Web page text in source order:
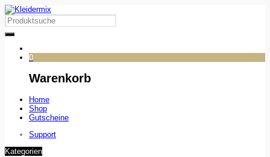
0
Warenkorb
Home
Shop
Gutscheine
Support
Kategorien